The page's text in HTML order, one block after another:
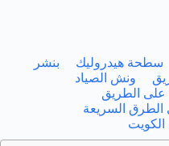
سطحة هيدروليك
بنشر
ونش الصياد
على الطريق
الطرق السريعة
الكويت